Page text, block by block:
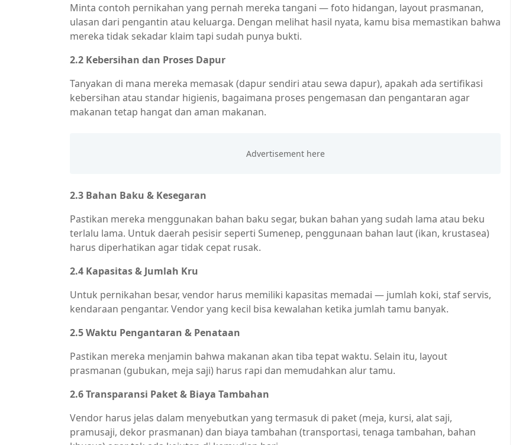
Minta contoh pernikahan yang pernah mereka tangani — foto hidangan, layout prasmanan,
ulasan dari pengantin atau keluarga. Dengan melihat hasil nyata, kamu bisa memastikan bahwa
mereka tidak sekadar klaim tapi sudah punya bukti.
2.2 Kebersihan dan Proses Dapur
Tanyakan di mana mereka memasak (dapur sendiri atau sewa dapur), apakah ada sertifikasi
kebersihan atau standar higienis, bagaimana proses pengemasan dan pengantaran agar
makanan tetap hangat dan aman makanan.
2.3 Bahan Baku & Kesegaran
Pastikan mereka menggunakan bahan baku segar, bukan bahan yang sudah lama atau beku
terlalu lama. Untuk daerah pesisir seperti Sumenep, penggunaan bahan laut (ikan, krustasea)
harus diperhatikan agar tidak cepat rusak.
2.4 Kapasitas & Jumlah Kru
Untuk pernikahan besar, vendor harus memiliki kapasitas memadai — jumlah koki, staf servis,
kendaraan pengantar. Vendor yang kecil bisa kewalahan ketika jumlah tamu banyak.
2.5 Waktu Pengantaran & Penataan
Pastikan mereka menjamin bahwa makanan akan tiba tepat waktu. Selain itu, layout
prasmanan (gubukan, meja saji) harus rapi dan memudahkan alur tamu.
2.6 Transparansi Paket & Biaya Tambahan
Vendor harus jelas dalam menyebutkan yang termasuk di paket (meja, kursi, alat saji,
pramusaji, dekor prasmanan) dan biaya tambahan (transportasi, tenaga tambahan, bahan